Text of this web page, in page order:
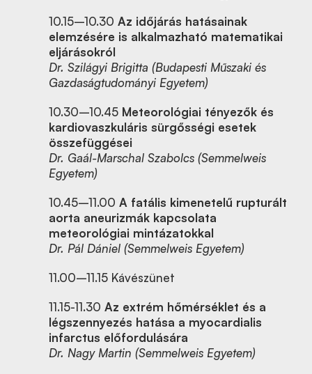
10.15–10.30 Az időjárás hatásainak
elemzésére is alkalmazható matematikai
eljárásokról
Dr. Szilágyi Brigitta (Budapesti Műszaki és
Gazdaságtudományi Egyetem)
10.30–10.45 Meteorológiai tényezők és
kardiovaszkuláris sürgősségi esetek
összefüggései
Dr. Gaál-Marschal Szabolcs (Semmelweis
Egyetem)
10.45–11.00 A fatális kimenetelű rupturált
aorta aneurizmák kapcsolata
meteorológiai mintázatokkal
Dr. Pál Dániel (Semmelweis Egyetem)
11.00–11.15 Kávészünet
11.15-11.30 Az extrém hőmérséklet és a
légszennyezés hatása a myocardialis
infarctus előfordulására
Dr. Nagy Martin (Semmelweis Egyetem)